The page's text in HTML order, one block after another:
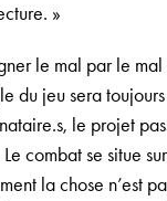
»
le mal par le mal
du jeu sera
le projet
combat se situe
la chose n’est